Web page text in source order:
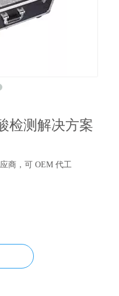
检测解决方案
商，可 OEM 代工